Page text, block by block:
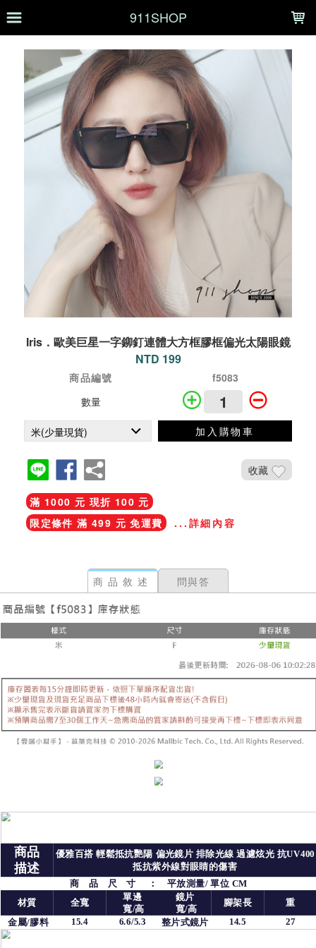
911SHOP
Iris．歐美巨星一字鉚釘連體大方框膠框偏光太陽眼鏡
NTD 199
商品編號
f5083
數量
加入購物車
收藏
滿 1000 元 現折 100 元
限定條件 滿 499 元 免運費
...詳細內容
商品敘述 問與答